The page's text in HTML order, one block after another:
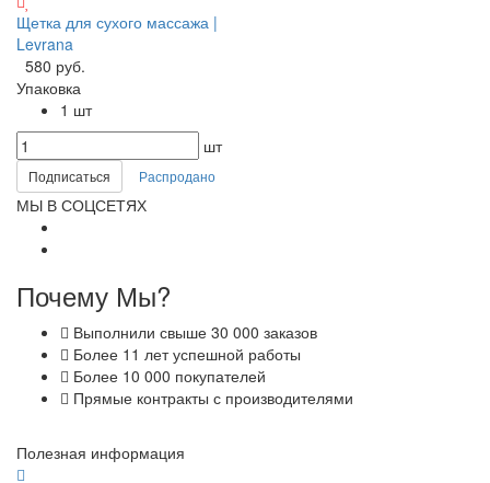
Щетка для сухого массажа |
Levrana
580 руб.
Упаковка
1 шт
шт
Подписаться Распродано
МЫ В СОЦСЕТЯХ
Почему Мы?
Выполнили свыше 30 000 заказов
Более 11 лет успешной работы
Более 10 000 покупателей
Прямые контракты с производителями
Полезная информация